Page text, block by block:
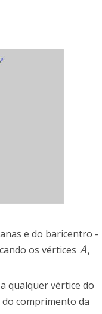
e do baricentro -
os vértices A
A ,
qualquer vértice do
do comprimento da